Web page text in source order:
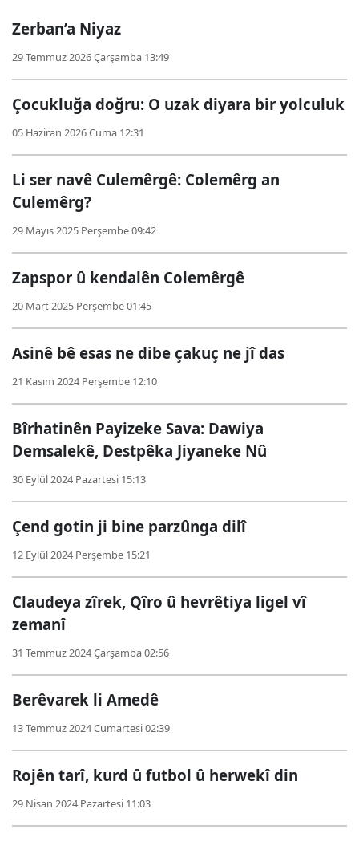
Zerban’a Niyaz
29 Temmuz 2026 Çarşamba 13:49
Çocukluğa doğru: O uzak diyara bir yolculuk
05 Haziran 2026 Cuma 12:31
Li ser navê Culemêrgê: Colemêrg an
Culemêrg?
29 Mayıs 2025 Perşembe 09:42
Zapspor û kendalên Colemêrgê
20 Mart 2025 Perşembe 01:45
Asinê bê esas ne dibe çakuç ne jî das
21 Kasım 2024 Perşembe 12:10
Bîrhatinên Payizeke Sava: Dawiya
Demsalekê, Destpêka Jiyaneke Nû
30 Eylül 2024 Pazartesi 15:13
Çend gotin ji bine parzûnga dilî
12 Eylül 2024 Perşembe 15:21
Claudeya zîrek, Qîro û hevrêtiya ligel vî
zemanî
31 Temmuz 2024 Çarşamba 02:56
Berêvarek li Amedê
13 Temmuz 2024 Cumartesi 02:39
Rojên tarî, kurd û futbol û herwekî din
29 Nisan 2024 Pazartesi 11:03